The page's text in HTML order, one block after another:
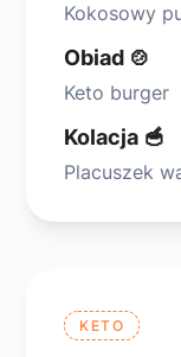
Kokosowy
Obiad 🍲
Keto burger
Kolacja 🥣
Placuszek
KETO